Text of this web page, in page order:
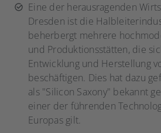
Eine der herausragenden
Dresden ist die
beherbergt mehrere
und Produktionsstätten, die
Entwicklung und Herstellung
beschäftigen. Dies hat dazu
als "Silicon Saxony" bekannt
einer der führenden
Europas gilt.